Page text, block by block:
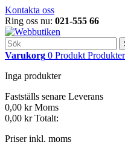
Kontakta oss
Ring oss nu: 021-555 66
Varukorg 0 Produkt Produkter
Inga produkter
Fastställs senare Leverans
0,00 kr Moms
0,00 kr Totalt:
Priser inkl. moms